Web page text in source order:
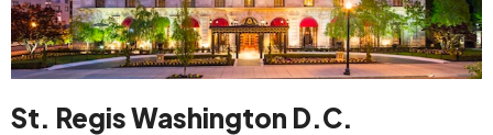
St. Regis Washington D.C.